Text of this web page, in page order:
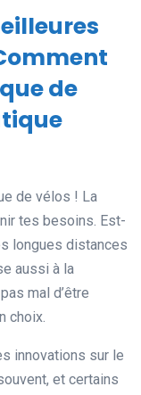
de
de vélos ! La
tes besoins. Est-
longues distances
aussi à la
mal d’être
choix.
innovations sur le
et certains